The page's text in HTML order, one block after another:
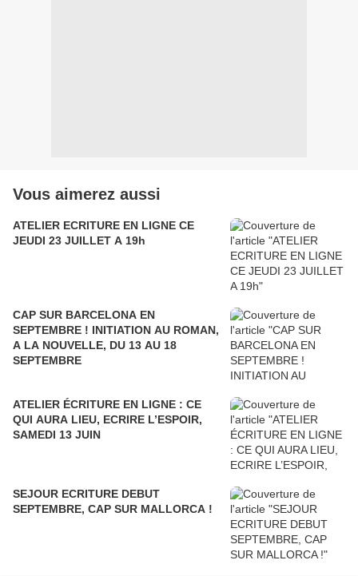
Vous aimerez aussi
ATELIER ECRITURE EN LIGNE CE
JEUDI 23 JUILLET A 19h
CAP SUR BARCELONA EN
SEPTEMBRE ! INITIATION AU ROMAN,
A LA NOUVELLE, DU 13 AU 18
SEPTEMBRE
ATELIER ÉCRITURE EN LIGNE : CE
QUI AURA LIEU, ECRIRE L’ESPOIR,
SAMEDI 13 JUIN
SEJOUR ECRITURE DEBUT
SEPTEMBRE, CAP SUR MALLORCA !